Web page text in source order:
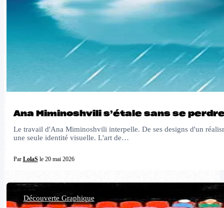
Ana Miminoshvili s’étale sans se
Le travail d'Ana Miminoshvili interpelle. De ses designs d'un
une seule identité visuelle. L'art de…
Par LolaSle 20 mai 2026
Découverte Graphique